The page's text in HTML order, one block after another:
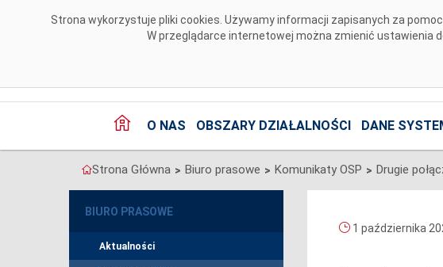
Strona wykorzystuje pliki cookies. Używamy informacji zapisanych za
W przeglądarce internetowej można zmienić ustawienia
O NAS OBSZARY DZIAŁALNOŚCI DANE
Strona Główna > Biuro prasowe > Komunikaty OSP >
BIURO PRASOWE
Aktualności
1 października